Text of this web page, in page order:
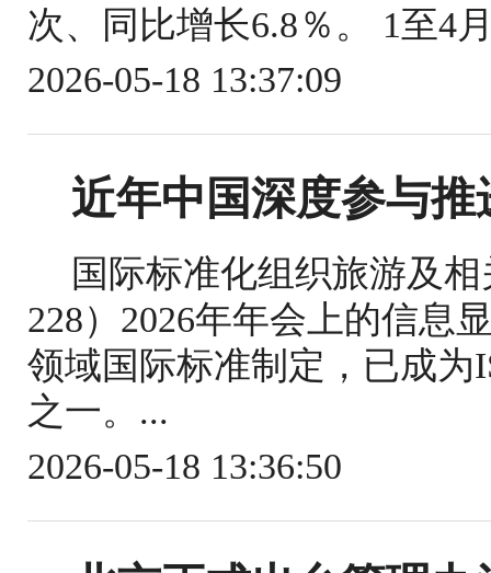
次、同比增长6.8％。 1至4
2026-05-18 13:37:09
近年中国深度参与
国际标准化组织旅游及
228）2026年年会上的信息
领域国际标准制定，已成为
之一。...
2026-05-18 13:36:50